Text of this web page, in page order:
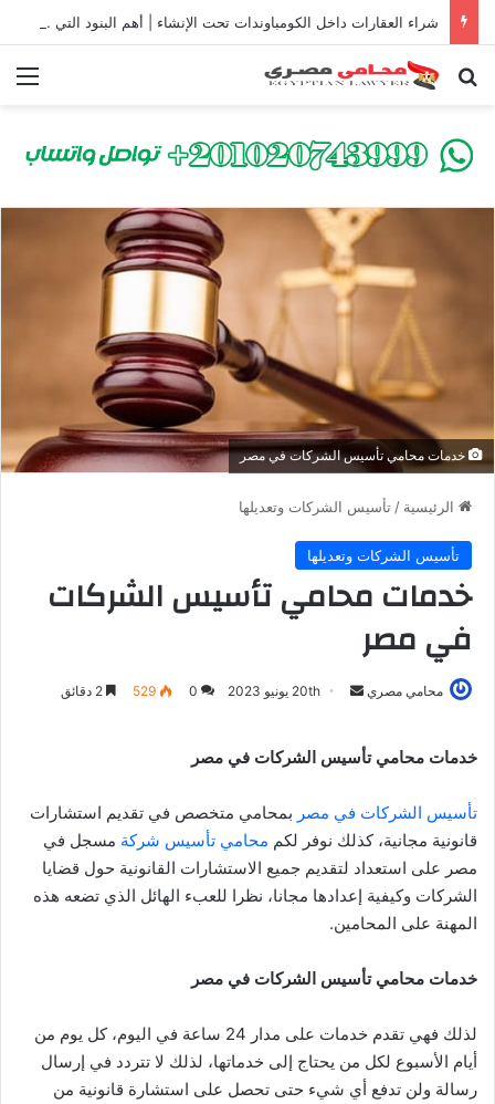
شراء العقارات داخل الكومباوندات تحت الإنشاء | أهم البنود التي تحمي المشتري في القانون المصري
بحث عن
خدمات محامي تأسيس الشركات في مصر
الرئيسية / تأسيس الشركات وتعديلها
تأسيس الشركات وتعديلها
خدمات محامي تأسيس الشركات
في مصر
محامي مصري
أرسل 20th يونيو 2023 0
529
خدمات محامي تأسيس الشركات في مصر
تأسيس الشركات في مصر بمحامي متخصص في تقديم استشارات
قانونية مجانية، كذلك نوفر لكم محامي تأسيس شركة مسجل في
مصر على استعداد لتقديم جميع الاستشارات القانونية حول قضايا
الشركات وكيفية إعدادها مجانا، نظرا للعبء الهائل الذي تضعه هذه
المهنة على المحامين.
خدمات محامي تأسيس الشركات في مصر
لذلك فهي تقدم خدمات على مدار 24 ساعة في اليوم، كل يوم من
أيام الأسبوع لكل من يحتاج إلى خدماتها، لذلك لا تتردد في إرسال
رسالة ولن تدفع أي شيء حتى تحصل على استشارة قانونية من